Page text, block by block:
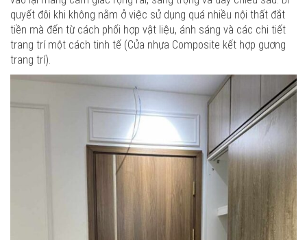
quyết đôi khi không nằm ở việc sử dụng quá nhiều nội thất đắt
tiền mà đến từ cách phối hợp vật liệu, ánh sáng và các chi tiết
trang trí một cách tinh tế (Cửa nhựa Composite kết hợp gương
trang trí).